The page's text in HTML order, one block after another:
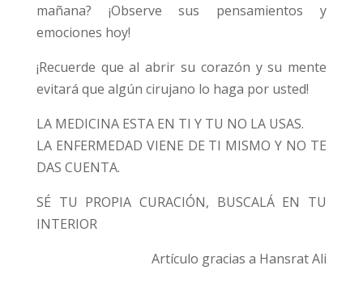
mañana? ¡Observe sus pensamientos y
emociones hoy!
¡Recuerde que al abrir su corazón y su mente
evitará que algún cirujano lo haga por usted!
LA MEDICINA ESTA EN TI Y TU NO LA USAS.
LA ENFERMEDAD VIENE DE TI MISMO Y NO TE
DAS CUENTA.
SÉ TU PROPIA CURACIÓN, BUSCALÁ EN TU
INTERIOR
Artículo gracias a Hansrat Ali